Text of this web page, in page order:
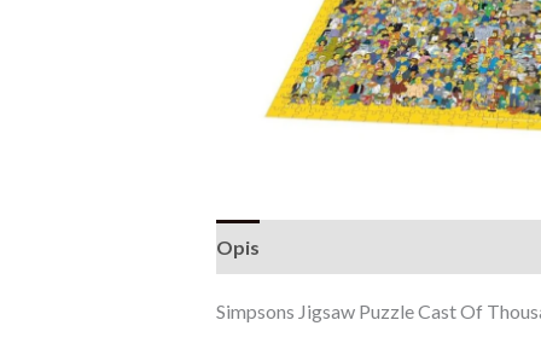
Opis
Simpsons Jigsaw Puzzle Cast Of